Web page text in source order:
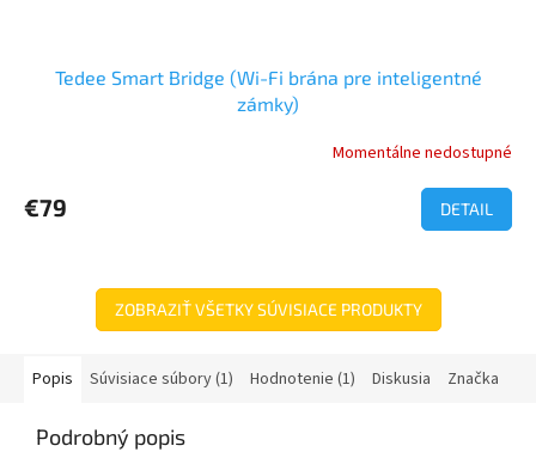
Tedee Smart Bridge (Wi-Fi brána pre inteligentné
zámky)
Momentálne nedostupné
€79 DETAIL
ZOBRAZIŤ VŠETKY SÚVISIACE PRODUKTY
Popis Súvisiace súbory (1) Hodnotenie (1) Diskusia Značka
Podrobný popis